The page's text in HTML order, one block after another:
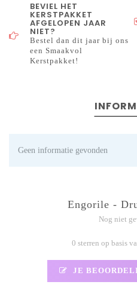
BEVIEL HET
KERSTPAKKET
AFGELOPEN JAAR
NIET?
Bestel dan dit jaar bij ons
een Smaakvol
Kerstpakket!
Geen informatie gevonden
Engorile -
Nog niet
0 sterren op basis
JE